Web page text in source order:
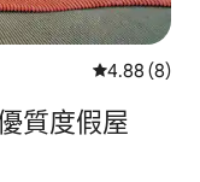
從 8 則評價
4.88 (8)
質度假屋